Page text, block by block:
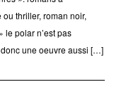
thriller, roman noir,
le polar n’est pas
une oeuvre aussi […]